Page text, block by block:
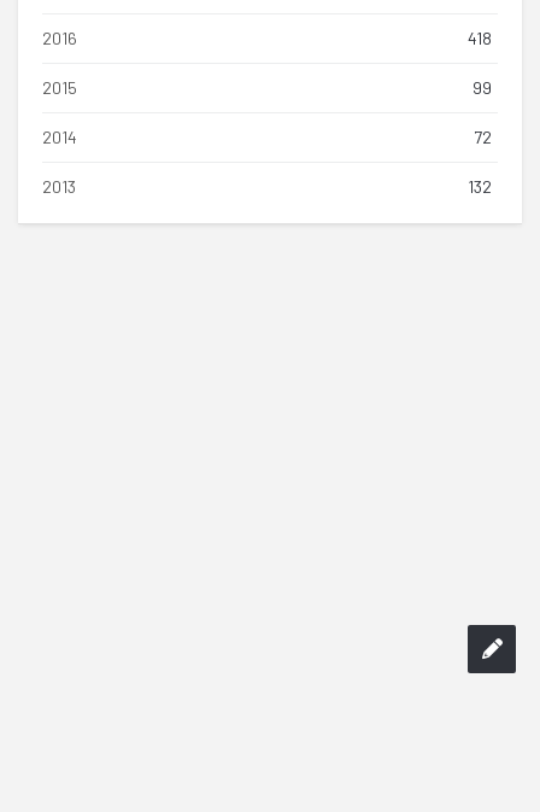
2016 418
2015 99
2014 72
2013 132